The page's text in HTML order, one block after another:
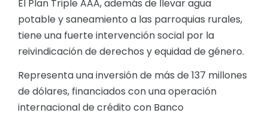
El Plan Triple AAA, además de llevar agua
potable y saneamiento a las parroquias rurales,
tiene una fuerte intervención social por la
reivindicación de derechos y equidad de género.
Representa una inversión de más de 137 millones
de dólares, financiados con una operación
internacional de crédito con Banco